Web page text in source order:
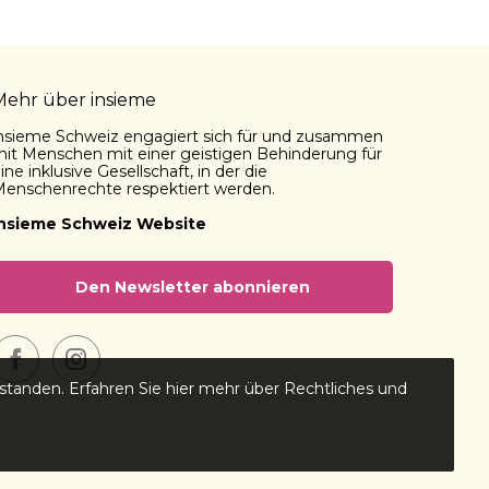
über insieme
Schweiz engagiert sich für und zusammen
Menschen mit einer geistigen Behinderung für
inklusive Gesellschaft, in der die
respektiert werden.
Schweiz Website
Den Newsletter abonnieren
Erfahren Sie hier mehr über Rechtliches und